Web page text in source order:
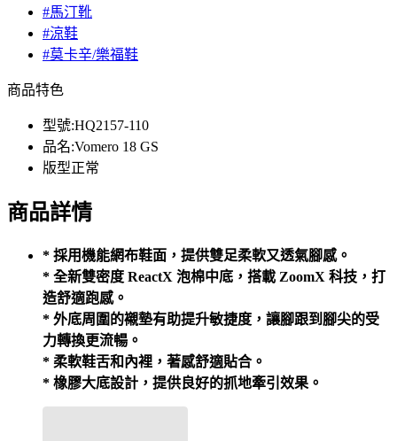
#馬汀靴
#涼鞋
#莫卡辛/樂福鞋
商品特色
型號:HQ2157-110
品名:Vomero 18 GS
版型正常
商品詳情
* 採用機能網布鞋面，提供雙足柔軟又透氣腳感。
* 全新雙密度 ReactX 泡棉中底，搭載 ZoomX 科技，打
造舒適跑感。
* 外底周圍的襯墊有助提升敏捷度，讓腳跟到腳尖的受
力轉換更流暢。
* 柔軟鞋舌和內裡，著感舒適貼合。
* 橡膠大底設計，提供良好的抓地牽引效果。